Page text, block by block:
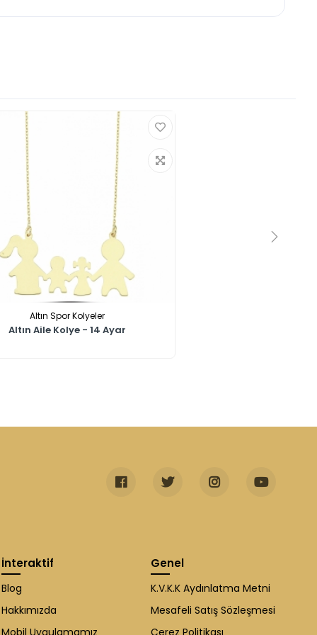
Altın Spor Kolyeler
Altın Aile Kolye - 14 Ayar
İnteraktif
Blog
Hakkımızda
Genel
K.V.K.K Aydınlatma Metni
Mesafeli Satış Sözleşmesi